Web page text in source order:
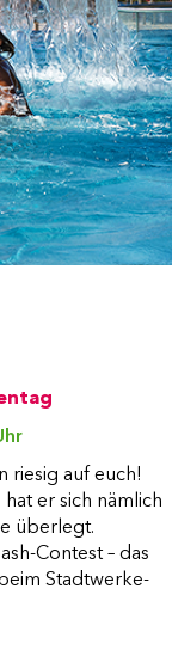
riesig auf euch!
er sich nämlich
überlegt.
Contest – das
Stadtwerke-